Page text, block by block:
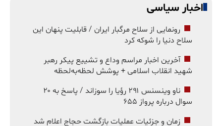
اخبار سیاسی
رونمایی از سلاح مرگبار ایران / قابلیت پنهان این
سلاح دنیا را شوکه کرد
آخرین اخبار مراسم وداع و تشییع پیکر رهبر
شهید انقلاب اسلامی + پوشش لحظه‌به‌لحظه
ناو وینسنس ۲۹۱ رؤیا را سوزاند / پاسخ به ۲۰
سوال درباره پرواز ۶۵۵
زمان و جزئیات عملیات بازگشت حجاج اعلام شد